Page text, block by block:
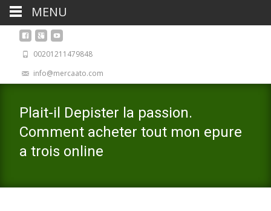
00201211479848
info@mercaato.com
Plait-il Depister la passion.
Comment acheter tout mon epure
a trois online
MENU